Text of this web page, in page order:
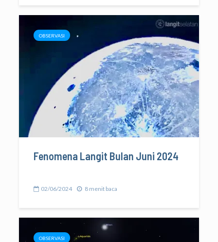
OBSERVASI
Fenomena Langit Bulan Juni 2024
02/06/2024 8 menit baca
OBSERVASI